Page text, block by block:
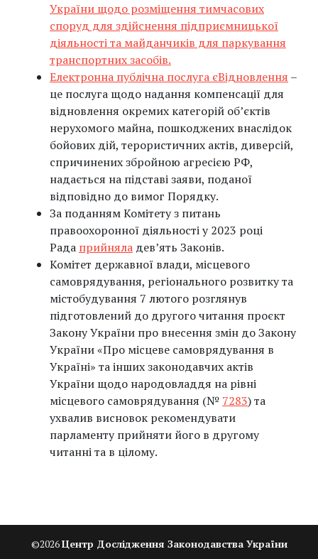
України щодо розміщення тимчасових
споруд для здійснення підприємницької
діяльності та майданчиків для паркування
транспортних засобів.
Електронна публічна послуга єВідновлення –
це послуга щодо надання компенсації для
відновлення окремих категорій об’єктів
нерухомого майна, пошкоджених внаслідок
бойових дій, терористичних актів, диверсій,
спричинених збройною агресією РФ,
надається на підставі заяви, поданої
відповідно до вимог Порядку.
За поданням Комітету з питань
правоохоронної діяльності у 2023 році
Рада прийняла дев’ять Законів.
Комітет державної влади, місцевого
самоврядування, регіонального розвитку та
містобудування 7 лютого розглянув
підготовлений до другого читання проєкт
Закону України про внесення змін до Закону
України «Про місцеве самоврядування в
Україні» та інших законодавчих актів
України щодо народовладдя на рівні
місцевого самоврядування (№ 7283) та
ухвалив висновок рекомендувати
парламенту прийняти його в другому
читанні та в цілому.
©2026Центр Дослідження Законодавства України